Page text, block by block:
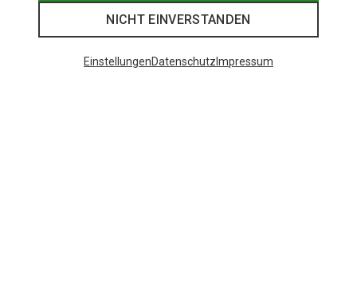
NICHT EINVERSTANDEN
EinstellungenDatenschutz Impressum